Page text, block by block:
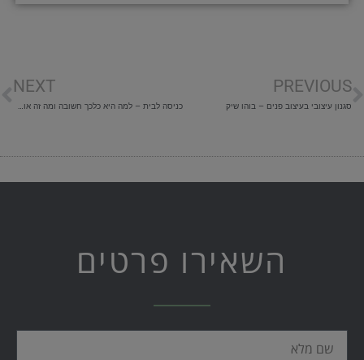
PREVIOUS
סגנון עיצובי בעיצוב פנים – בוהו שיק
NEXT
כניסה לבית – למה היא כלכך חשובה ומה זה אומר עלינו?
השאירו פרטים